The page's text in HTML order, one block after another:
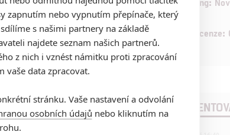
8
POSLEDNÍ
zapnutím nebo vypnutím přepínače, který
s našimi partnery na základě
najdete seznam našich partnerů.
z nich i vznést námitku proti zpracování
vaše data zpracovat.
stránku. Vaše nastavení a odvolání
osobních údajů nebo kliknutím na